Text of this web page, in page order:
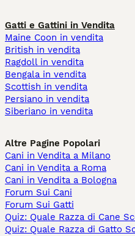
Gatti e Gattini in Vendita
Maine Coon in vendita
British in vendita
Ragdoll in vendita
Bengala in vendita
Scottish in vendita
Persiano in vendita
Siberiano in vendita
Altre Pagine Popolari
Cani in Vendita a Milano
Cani in Vendita a Roma
Cani in Vendita a Bologna
Forum Sui Cani
Forum Sui Gatti
Quiz: Quale Razza di Cane
Quiz: Quale Razza di Gatto